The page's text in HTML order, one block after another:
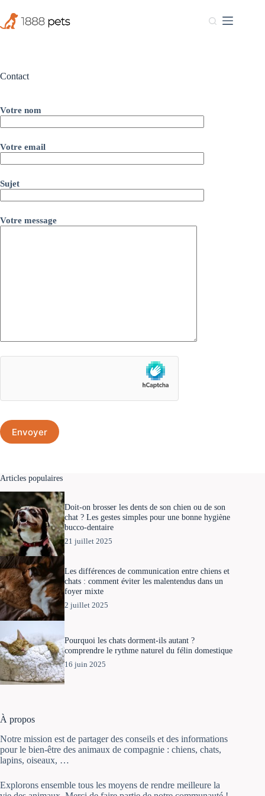
contenu
Contact
Votre nom
Votre email
Sujet
Votre message
Articles populaires
Doit-on brosser les dents de son chien ou de son
chat ? Les gestes simples pour une bonne hygiène
bucco-dentaire
21 juillet 2025
Les différences de communication entre chiens et
chats : comment éviter les malentendus dans un
foyer mixte
2 juillet 2025
Pourquoi les chats dorment-ils autant ?
comprendre le rythme naturel du félin domestique
16 juin 2025
À propos
Notre mission est de partager des conseils et des informations
pour le bien-être des animaux de compagnie : chiens, chats,
lapins, oiseaux, …
Explorons ensemble tous les moyens de rendre meilleure la